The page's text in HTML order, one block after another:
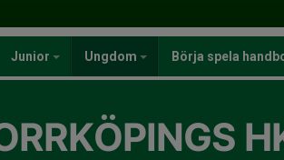
Junior Ungdom Börja spela